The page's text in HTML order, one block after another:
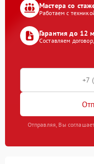
Мастера со
Работаем с
Гарантия до 12
Составляем
Отправляя, Вы